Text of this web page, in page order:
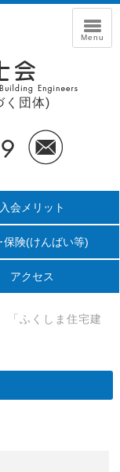
く団体)
入会メリット
保険(けんばい等)
アクセス
ふくしま住宅建